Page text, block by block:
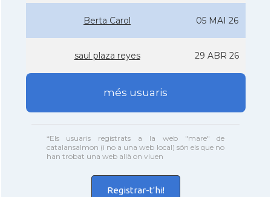
Berta Carol 05 MAI 26
saul plaza reyes 29 ABR 26
més usuaris
*Els usuaris registrats a la web "mare" de
catalansalmon (i no a una web local) són els que no
han trobat una web allà on viuen
Registrar-t'hi!